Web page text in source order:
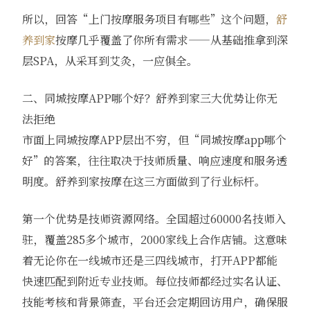
所以，回答“上门按摩服务项目有哪些”这个问题， 舒
养到家按摩几乎覆盖了你所有需求——从基础推拿到深
层SPA，从采耳到艾灸，一应俱全。
二、同城按摩APP哪个好？舒养到家三大优势让你无
法拒绝
市面上同城按摩APP层出不穷，但“同城按摩app哪个
好”的答案，往往取决于技师质量、响应速度和服务透
明度。舒养到家按摩在这三方面做到了行业标杆。
第一个优势是技师资源网络。全国超过60000名技师入
驻，覆盖285多个城市，2000家线上合作店铺。这意味
着无论你在一线城市还是三四线城市，打开APP都能
快速匹配到附近专业技师。每位技师都经过实名认证、
技能考核和背景筛查，平台还会定期回访用户，确保服